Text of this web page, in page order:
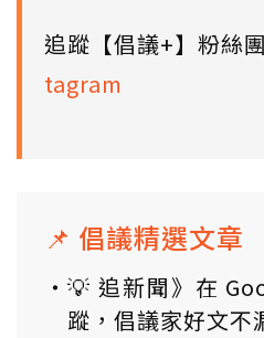
追蹤【倡議+】粉絲團
tagram
📌 倡議精選文章
💡 追新聞》在
蹤，倡議家好文不